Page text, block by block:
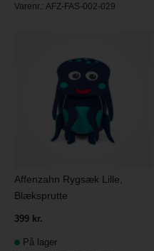
Varenr.: AFZ-FAS-002-029
Affenzahn Rygsæk Lille,
Blæksprutte
399 kr.
På lager